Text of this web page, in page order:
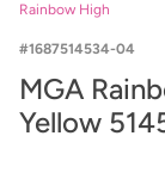
Rainbow High
1687514534-04
MGA
Yellow